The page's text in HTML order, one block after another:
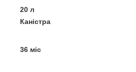
20 л
Каністра
36 міс